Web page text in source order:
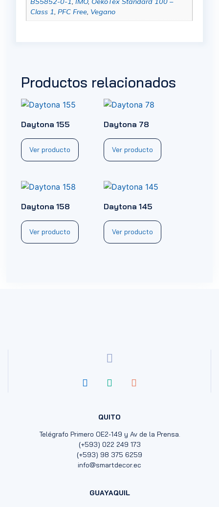
Class 1, PFC Free, Vegano
Productos relacionados
Daytona 155
Ver producto
Daytona 78
Ver producto
Daytona 158
Ver producto
Daytona 145
Ver producto
QUITO
Telégrafo Primero OE2-149 y Av de la Prensa.
(+593) 022 249 173
(+593) 98 375 6259
info@smartdecor.ec
GUAYAQUIL